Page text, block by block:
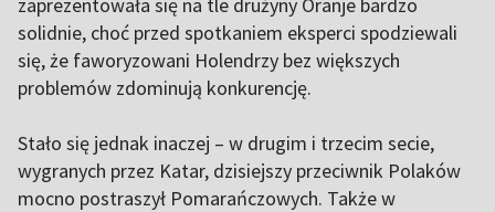
solidnie, choć przed spotkaniem eksperci spodziewali
się, że faworyzowani Holendrzy bez większych
problemów zdominują konkurencję.
Stało się jednak inaczej – w drugim i trzecim secie,
wygranych przez Katar, dzisiejszy przeciwnik Polaków
mocno postraszył Pomarańczowych. Także w